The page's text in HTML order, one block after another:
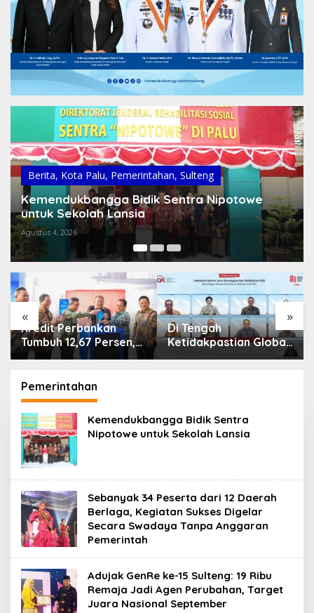
Berita, Pemerintahan,Sulteng
Sebanyak 34 Peserta dari 12 Daerah Berlaga,
Kegiatan Sukses Digelar Secara Swadaya
Tanpa Anggaran Pemerintah
Juli 25, 2026
« »
Di Tengah
Ketidakpastian Global,
OJK Pastikan
Keuangan Tetap
Terjaga
IHSG Menguat, Jumlah
Investor Pasar Modal
Tembus 30 Juta per
Pemerintahan
Kemendukbangga Bidik Sentra
Nipotowe untuk Sekolah Lansia
Sebanyak 34 Peserta dari 12 Daerah
Berlaga, Kegiatan Sukses Digelar
Secara Swadaya Tanpa Anggaran
Pemerintah
Adujak GenRe ke-15 Sulteng: 19 Ribu
Remaja Jadi Agen Perubahan, Target
Juara Nasional September